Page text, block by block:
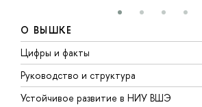
О ВЫШКЕ
Цифры и факты
Руководство и структура
Устойчивое развитие в НИУ ВШЭ